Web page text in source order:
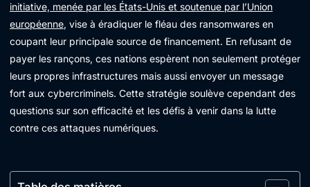
initiative, menée par les États-Unis et soutenue par l’Union
européenne, vise à éradiquer le fléau des ransomwares en
coupant leur principale source de financement. En refusant de
payer les rançons, ces nations espèrent non seulement protéger
leurs propres infrastructures mais aussi envoyer un message
fort aux cybercriminels. Cette stratégie soulève cependant des
questions sur son efficacité et les défis à venir dans la lutte
contre ces attaques numériques.